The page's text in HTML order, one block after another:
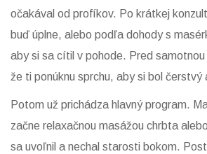
očakával od profíkov. Po krátkej
buď úplne, alebo podľa dohody s
aby si sa cítil v pohode. Pred
že ti ponúknu sprchu, aby si bol čerstvý
Potom už prichádza hlavný program.
začne relaxačnou masážou chrbta
sa uvoľnil a nechal starosti bokom.